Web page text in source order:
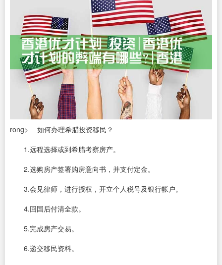
rong> 如何办理希腊投资移民？
1.远程选择或到希腊考察房产。
2.选购房产签署购房意向书，并支付定金。
3.会见律师，进行授权，开立个人税号及银行帐户。
4.回国后付清全款。
5.完成房产交易。
6.递交移民资料。